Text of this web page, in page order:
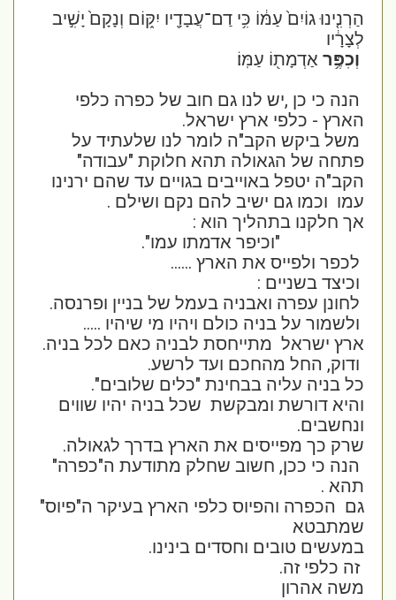
הַרְנִ֤ינוּ גוֹיִם֙ עַמּ֔וֹ כִּ֥י דַם־עֲבָדָ֖יו יִקּ֑וֹם וְנָקָם֙ יָשִׁ֣יב
לְצָרָ֔יו
וְכִפֶּ֥ראַדְמָת֖וֹ עַמּֽוֹ׃
הנה כי כן ,יש לנו גם חוב של כפרה כלפי
הארץ - כלפי ארץ ישראל.
משל ביקש הקב"ה לומר לנו שלעתיד על
פתחה של הגאולה תהא חלוקת "עבודה"
הקב"ה יטפל באוייבים בגויים עד שהם ירנינו
עמו וכמו גם ישיב להם נקם ושילם .
אך חלקנו בתהליך הוא :
"וכיפר אדמתו עמו".
לכפר ולפייס את הארץ ......
וכיצד בשניים :
לחונן עפרה ואבניה בעמל של בניין ופרנסה.
ולשמור על בניה כולם ויהיו מי שיהיו .....
ארץ ישראל מתייחסת לבניה כאם לכל בניה.
ודוק, החל מהחכם ועד לרשע.
כל בניה עליה בבחינת "כלים שלובים".
והיא דורשת ומבקשת שכל בניה יהיו שווים
ונחשבים.
שרק כך מפייסים את הארץ בדרך לגאולה.
הנה כי ככן, חשוב שחלק מתודעת ה"כפרה"
תהא .
גם הכפרה והפיוס כלפי הארץ בעיקר ה"פיוס"
שמתבטא
במעשים טובים וחסדים בינינו.
זה כלפי זה.
משה אהרון